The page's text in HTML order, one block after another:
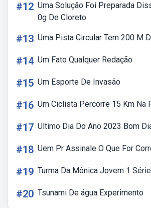
#12 Uma Solução Foi Preparada
0g De Cloreto
#13 Uma Pista Circular Tem 200 M
#14 Um Fato Qualquer Redação
#15 Um Esporte De Invasão
#16 Um Ciclista Percorre 15 Km Na
#17 Ultimo Dia Do Ano 2023 Bom
#18 Uem Pr Assinale O Que For
#19 Turma Da Mônica Jovem 1
#20 Tsunami De água Experimento